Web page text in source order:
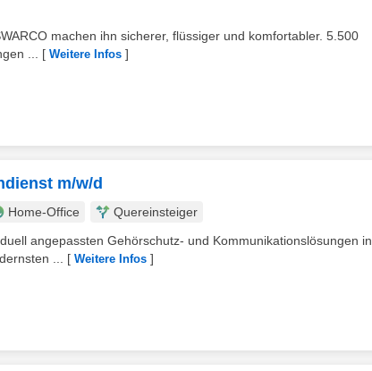
machen ihn sicherer, flüssiger und komfortabler. 5.500
...
[ Weitere Infos ]
m/w/d
Home-Office
Quereinsteiger
angepassten Gehörschutz- und Kommunikationslösungen in
...
[ Weitere Infos ]